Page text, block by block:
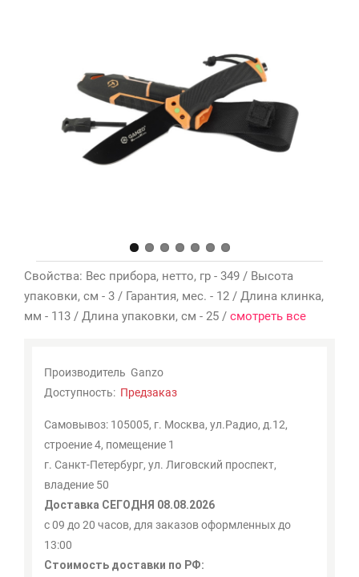
Контакты
Мои
закладки
Свойства: Вес прибора, нетто, гр - 349 / Высота
упаковки, см - 3 / Гарантия, мес. - 12 / Длина клинка,
мм - 113 / Длина упаковки, см - 25 / смотреть все
Производитель Ganzo
Доступность: Предзаказ
Самовывоз: 105005, г. Москва, ул.Радио, д.12,
строение 4, помещение 1
г. Санкт-Петербург, ул. Лиговский проспект,
владение 50
Доставка СЕГОДНЯ 08.08.2026
с 09 до 20 часов, для заказов оформленных до
13:00
Стоимость доставки по РФ: